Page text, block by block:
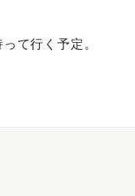
て行く予定。